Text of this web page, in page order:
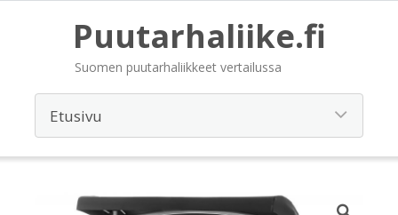
Puutarhaliike.fi
Suomen puutarhaliikkeet vertailussa